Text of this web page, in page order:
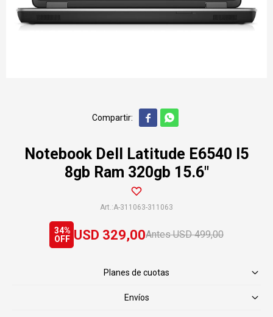
 
Notebook Dell Latitude E6540 I5
8gb Ram 320gb 15.6"
A-311063-311063
USD 329,00 USD 499,00
34
Planes de cuotas
Envíos